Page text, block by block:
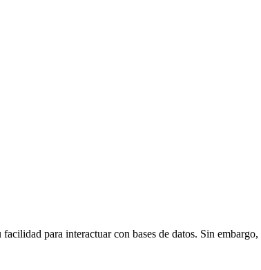
para interactuar con bases de datos. Sin